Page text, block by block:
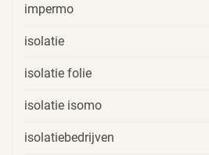
impermo
isolatie
isolatie folie
isolatie isomo
isolatiebedrijven